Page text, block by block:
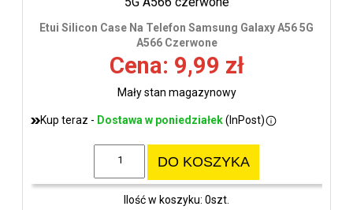
Etui Silicon Case Na Telefon Samsung Galaxy A56 5G
A566 Czerwone
Cena: 9,99 zł
Mały stan magazynowy
Kup teraz - Dostawa w poniedziałek(InPost)
DO KOSZYKA
Ilość w koszyku: 0szt.